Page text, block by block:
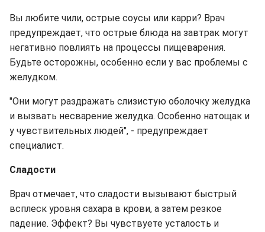
Вы любите чили, острые соусы или карри? Врач
предупреждает, что острые блюда на завтрак могут
негативно повлиять на процессы пищеварения.
Будьте осторожны, особенно если у вас проблемы с
желудком.
"Они могут раздражать слизистую оболочку желудка
и вызвать несварение желудка. Особенно натощак и
у чувствительных людей", - предупреждает
специалист.
Сладости
Врач отмечает, что сладости вызывают быстрый
всплеск уровня сахара в крови, а затем резкое
падение. Эффект? Вы чувствуете усталость и